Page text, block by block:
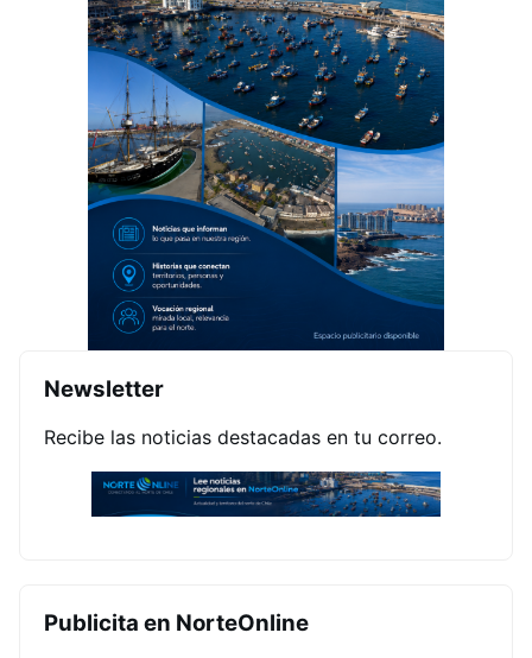
Newsletter
Recibe las noticias destacadas en tu correo.
Publicita en NorteOnline